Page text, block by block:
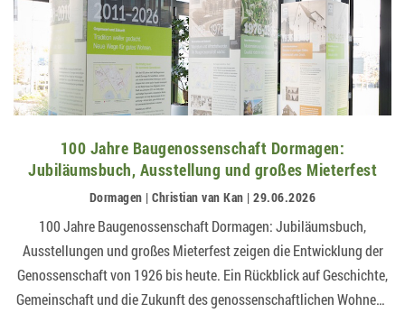
100 Jahre Baugenossenschaft Dormagen:
Jubiläumsbuch, Ausstellung und großes Mieterfest
Dormagen | Christian van Kan | 29.06.2026
100 Jahre Baugenossenschaft Dormagen: Jubiläumsbuch,
Ausstellungen und großes Mieterfest zeigen die Entwicklung der
Genossenschaft von 1926 bis heute. Ein Rückblick auf Geschichte,
Gemeinschaft und die Zukunft des genossenschaftlichen Wohnens